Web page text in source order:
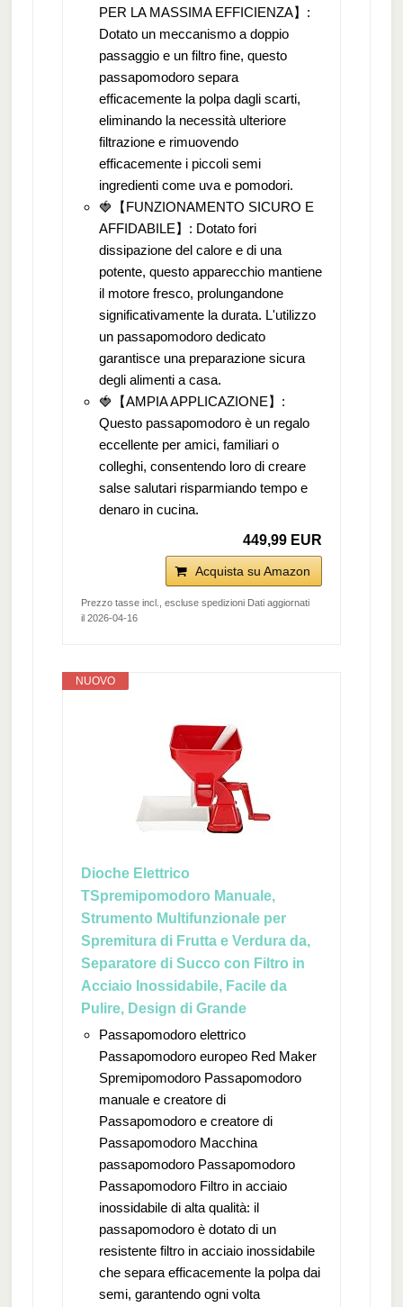
PER LA MASSIMA EFFICIENZA】:
Dotato un meccanismo a doppio
passaggio e un filtro fine, questo
passapomodoro separa
efficacemente la polpa dagli scarti,
eliminando la necessità ulteriore
filtrazione e rimuovendo
efficacemente i piccoli semi
ingredienti come uva e pomodori.
🍓【FUNZIONAMENTO SICURO E
AFFIDABILE】: Dotato fori
dissipazione del calore e di una
potente, questo apparecchio mantiene
il motore fresco, prolungandone
significativamente la durata. L'utilizzo
un passapomodoro dedicato
garantisce una preparazione sicura
degli alimenti a casa.
🍓【AMPIA APPLICAZIONE】:
Questo passapomodoro è un regalo
eccellente per amici, familiari o
colleghi, consentendo loro di creare
salse salutari risparmiando tempo e
denaro in cucina.
449,99 EUR
Acquista su Amazon
Prezzo tasse incl., escluse spedizioni Dati aggiornati
il 2026-04-16
NUOVO
Dioche Elettrico
TSpremipomodoro Manuale,
Strumento Multifunzionale per
Spremitura di Frutta e Verdura da,
Separatore di Succo con Filtro in
Acciaio Inossidabile, Facile da
Pulire, Design di Grande
Passapomodoro elettrico
Passapomodoro europeo Red Maker
Spremipomodoro Passapomodoro
manuale e creatore di
Passapomodoro e creatore di
Passapomodoro Macchina
passapomodoro Passapomodoro
Passapomodoro Filtro in acciaio
inossidabile di alta qualità: il
passapomodoro è dotato di un
resistente filtro in acciaio inossidabile
che separa efficacemente la polpa dai
semi, garantendo ogni volta